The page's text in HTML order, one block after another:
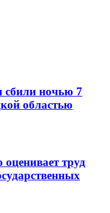
сбили ночью 7
областью
труд